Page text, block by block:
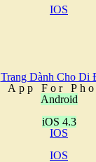
IOS
Trang Dành Cho Di
A p p F o r P h o
Android
iOS 4.3
IOS
IOS